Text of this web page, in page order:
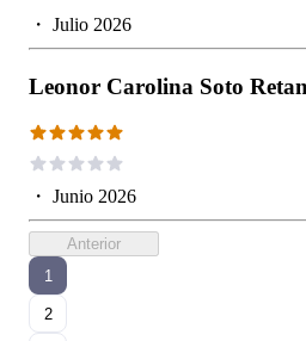
・ Julio 2026
Leonor Carolina Soto
・ Junio 2026
Anterior
1
2